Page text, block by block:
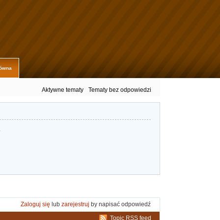
Aktywne tematy Tematy bez odpowiedzi
Zaloguj się lub zarejestruj by napisać odpowiedź
Topic RSS feed